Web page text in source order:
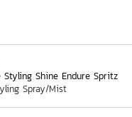
Styling Shine Endure Spritz
Spray/Mist